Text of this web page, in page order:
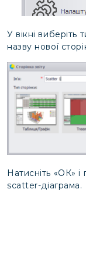
У вікні виберіть
назву нової
Натисніть «ОК»
scatter-діаграма.